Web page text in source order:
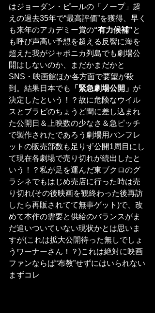
はジョーダン・ピールの「ノープ」超
えの過去35年で“最高評価”を獲得、早く
も来年のアカデミー賞の“有力候補”と
も呼び声高い予想を超える反響に海を
超えた我がジャポニカ列島でも劇場公
開はしないのか、まだかまだかと
SNS・映画館ほか各方面で要望が殺
到。結果日本でも
「緊急劇場公開」 が
決定したという！？故に危険なウイル
スとブラピのちょうど間に差し込まれ
た公開日＆上映数の少なさ＆急ピッチ
で製作されたであろう劇場用パンフレ
ットの販売部数も足りず公開1周目にし
て現在各劇場で売り切れが続出したと
いう！？私が足を運んだ東ブクロのグ
ラシネでもはじめ売店に行った時は売
り切れ(その後映画を観終わった後再訪
したら再販されてて無事ゲット)で、改
めて本作の需要と供給のバランスがま
だ追いついていない現状かとは思いま
すが(これは拡大公開待った無しでしょ
うワーナーさん！？)これは絶対に映画
ファンならば“布教”せずにはいられない
まずコレ